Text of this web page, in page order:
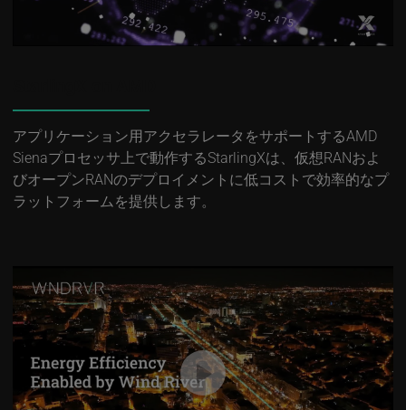
アプリケーション用アクセラレータをサポートするAMD
Sienaプロセッサ上で動作するStarlingXは、仮想RANおよ
びオープンRANのデプロイメントに低コストで効率的なプ
ラットフォームを提供します。